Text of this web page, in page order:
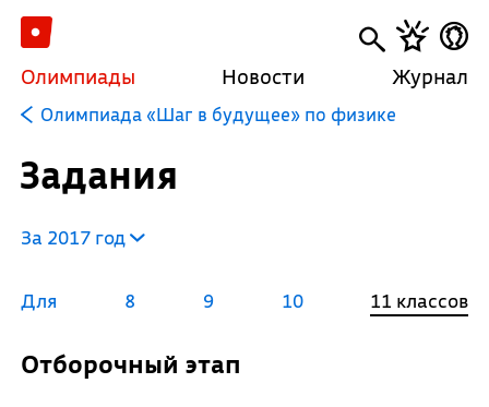
Олимпиады Новости Журнал
Олимпиада «Шаг в будущее» по физике
Задания
За 2017 год
Для 8 9 10 11 классов
Отборочный этап